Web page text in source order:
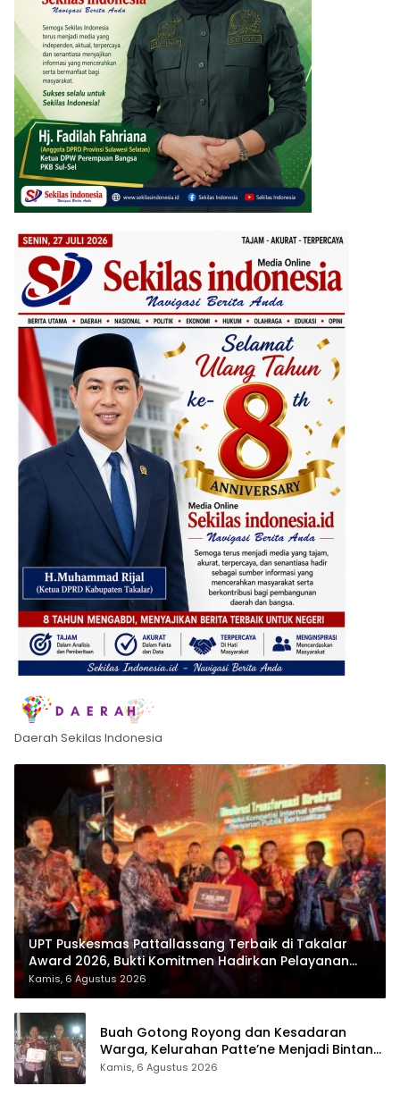
Daerah Sekilas Indonesia
UPT Puskesmas Pattallassang Terbaik di Takalar
Award 2026, Bukti Komitmen Hadirkan Pelayanan
Kesehatan Berkualitas
Kamis, 6 Agustus 2026
Buah Gotong Royong dan Kesadaran
Warga, Kelurahan Patte’ne Menjadi Bintang
Takalar Award 2026
Kamis, 6 Agustus 2026